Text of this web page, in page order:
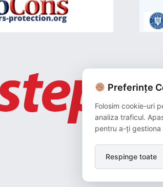
Preferințe
Folosim cookie-uri
analiza traficul.
pentru a-ți gestiona
Respinge toate